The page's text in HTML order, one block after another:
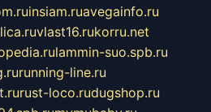
insiam.ruavegainfo.ru
vlast16.rukorru.net
lammin-suo.spb.ru
running-line.ru
rust-loco.rudugshop.ru